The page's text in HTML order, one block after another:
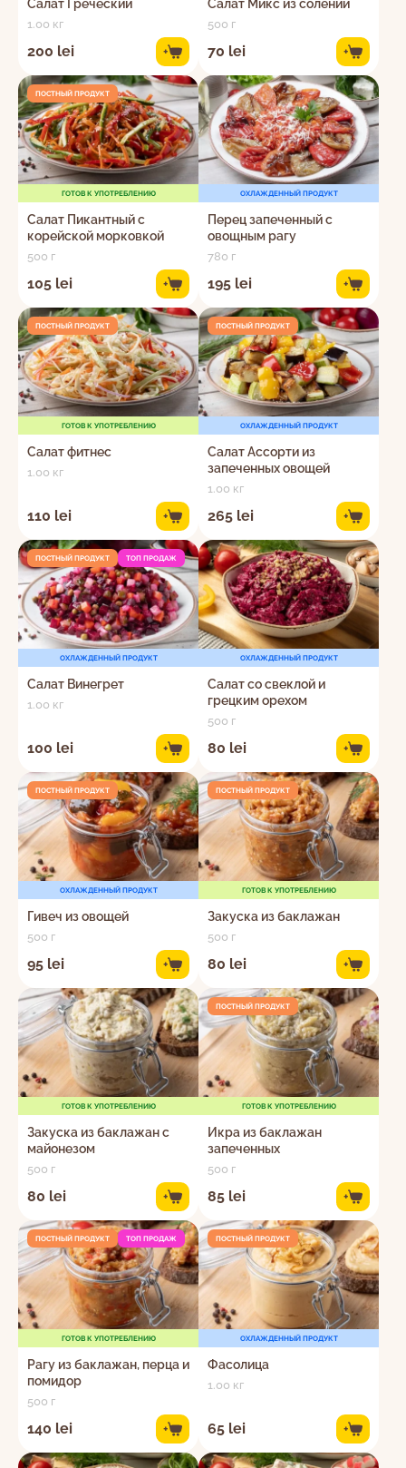
Салат Греческий
1.00 кг
200 lei +
Салат Микс из солений
500 г
70 lei +
ПОСТНЫЙ ПРОДУКТ
ГОТОВ К УПОТРЕБЛЕНИЮ
Салат Пикантный с
корейской морковкой
500 г
105 lei +
ОХЛАЖДЕННЫЙ ПРОДУКТ
Перец запеченный с
овощным рагу
780 г
195 lei +
ПОСТНЫЙ ПРОДУКТ
ГОТОВ К УПОТРЕБЛЕНИЮ
Салат фитнес
1.00 кг
110 lei +
ПОСТНЫЙ ПРОДУКТ
ОХЛАЖДЕННЫЙ ПРОДУКТ
Салат Ассорти из
запеченных овощей
1.00 кг
265 lei +
ПОСТНЫЙ ПРОДУКТ ТОП ПРОДАЖ
ОХЛАЖДЕННЫЙ ПРОДУКТ
Салат Винегрет
1.00 кг
100 lei +
ОХЛАЖДЕННЫЙ ПРОДУКТ
Салат со свеклой и
грецким орехом
500 г
80 lei +
ПОСТНЫЙ ПРОДУКТ
ОХЛАЖДЕННЫЙ ПРОДУКТ
Гивеч из овощей
500 г
95 lei +
ПОСТНЫЙ ПРОДУКТ
ГОТОВ К УПОТРЕБЛЕНИЮ
Закуска из баклажан
500 г
80 lei +
ГОТОВ К УПОТРЕБЛЕНИЮ
Закуска из баклажан с
майонезом
500 г
80 lei +
ПОСТНЫЙ ПРОДУКТ
ГОТОВ К УПОТРЕБЛЕНИЮ
Икра из баклажан
запеченных
500 г
85 lei +
ПОСТНЫЙ ПРОДУКТ ТОП ПРОДАЖ
ГОТОВ К УПОТРЕБЛЕНИЮ
Рагу из баклажан, перца и
помидор
500 г
140 lei +
ПОСТНЫЙ ПРОДУКТ
ОХЛАЖДЕННЫЙ ПРОДУКТ
Фасолица
1.00 кг
65 lei +